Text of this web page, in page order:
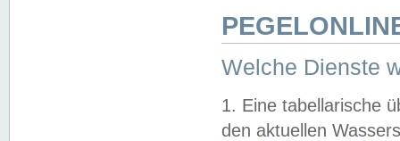
Welche Dienste
1. Eine tabellarische
den aktuellen